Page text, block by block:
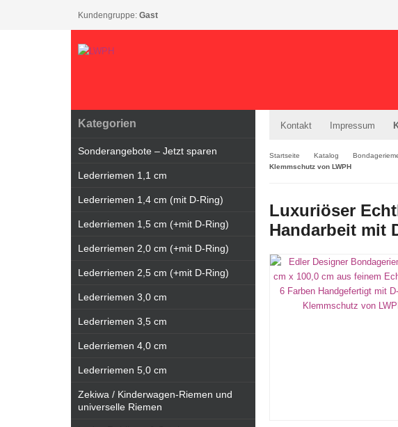
Kundengruppe: Gast
Kontakt Impressum
Startseite Katalog
Klemmschutz von LWPH
Luxuriöser
Handarbeit mit
Kategorien
Sonderangebote – Jetzt sparen
Lederriemen 1,1 cm
Lederriemen 1,4 cm (mit D-Ring)
Lederriemen 1,5 cm (+mit D-Ring)
Lederriemen 2,0 cm (+mit D-Ring)
Lederriemen 2,5 cm (+mit D-Ring)
Lederriemen 3,0 cm
Lederriemen 3,5 cm
Lederriemen 4,0 cm
Lederriemen 5,0 cm
Zekiwa / Kinderwagen-Riemen und
universelle Riemen